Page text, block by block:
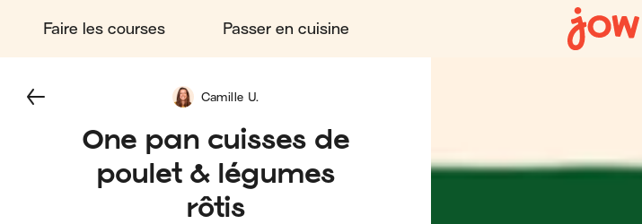
Faire les courses Passer en cuisine
One pan cuisses de
poulet & légumes
rôtis
Camille U.